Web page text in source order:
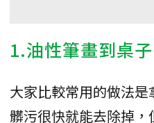
1.油性筆畫到桌子
大家比較常用的做法是
髒污很快就能去除掉